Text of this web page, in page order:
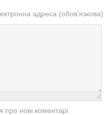
адреса (обов'язкова)
про нові коментарі